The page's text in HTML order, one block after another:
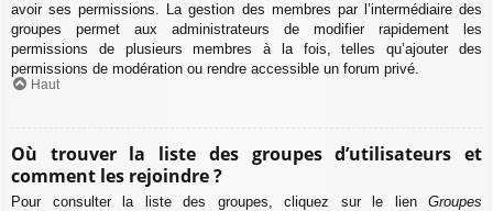
avoir ses permissions. La gestion des membres par l’intermédiaire des
groupes permet aux administrateurs de modifier rapidement les
permissions de plusieurs membres à la fois, telles qu’ajouter des
permissions de modération ou rendre accessible un forum privé.
Haut
Où trouver la liste des groupes d’utilisateurs et
comment les rejoindre ?
Pour consulter la liste des groupes, cliquez sur le lien Groupes